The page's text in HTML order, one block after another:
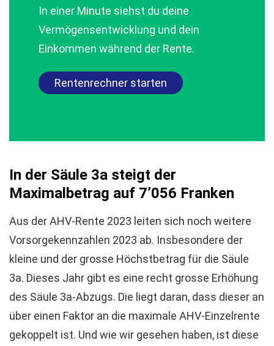
In einer Minute siehst du deine
Vermögensentwicklung und dein
Einkommen während der Rente.
Rentenrechner starten
In der Säule 3a steigt der
Maximalbetrag auf 7’056 Franken
Aus der AHV-Rente 2023 leiten sich noch weitere
Vorsorgekennzahlen 2023 ab. Insbesondere der
kleine und der grosse Höchstbetrag für die Säule
3a. Dieses Jahr gibt es eine recht grosse Erhöhung
des Säule 3a-Abzugs. Die liegt daran, dass dieser an
über einen Faktor an die maximale AHV-Einzelrente
gekoppelt ist. Und wie wir gesehen haben, ist diese